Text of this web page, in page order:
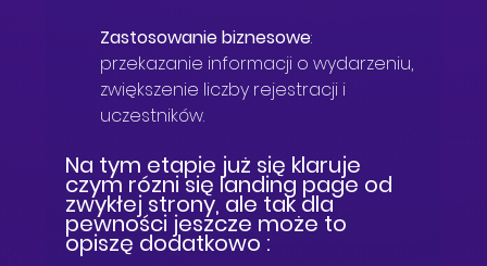
Zastosowanie biznesowe:
przekazanie informacji o wydarzeniu,
zwiększenie liczby rejestracji i
uczestników.
Na tym etapie już się klaruje
czym rózni się landing page od
zwykłej strony, ale tak dla
pewności jeszcze może to
opiszę dodatkowo :